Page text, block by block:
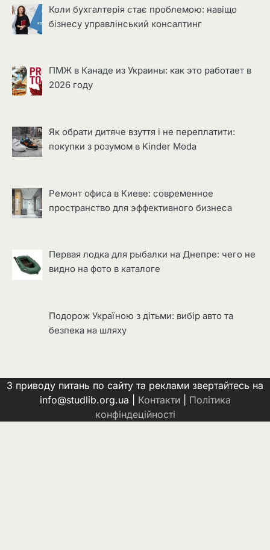
Коли бухгалтерія стає проблемою: навіщо
бізнесу управлінський консалтинг
ПМЖ в Канаде из Украины: как это работает в
2026 году
Як обрати дитяче взуття і не переплатити:
покупки з розумом в Kinder Moda
Ремонт офиса в Киеве: современное
пространство для эффективного бизнеса
Первая лодка для рыбалки на Днепре: чего не
видно на фото в каталоге
Подорож Україною з дітьми: вибір авто та
безпека на шляху
З приводу питань по сайту та реклами звертайтесь на
info@studlib.org.ua | Контакти| Політика
конфіндеційності